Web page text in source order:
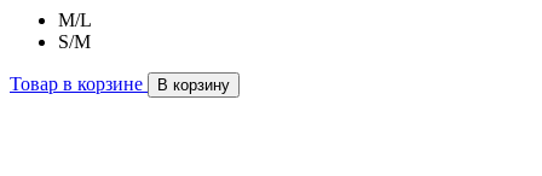
M/L
S/М
Товар в корзине В корзину